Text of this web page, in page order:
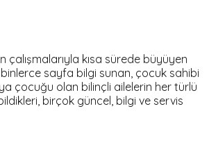
çalışmalarıyla kısa sürede büyüyen
sayfa bilgi sunan, çocuk sahibi
çocuğu olan bilinçli ailelerin her türlü
birçok güncel, bilgi ve servis